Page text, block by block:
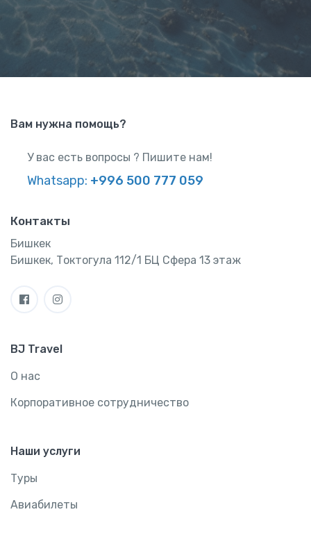
Вам нужна помощь?
У вас есть вопросы ? Пишите нам!
Whatsapp: +996 500 777 059
Контакты
Бишкек
Бишкек, Токтогула 112/1 БЦ Сфера 13 этаж
BJ Travel
О нас
Корпоративное сотрудничество
Наши услуги
Туры
Авиабилеты